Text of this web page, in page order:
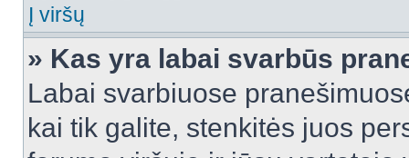
Į viršų
» Kas yra labai svarbūs
Labai svarbiuose
kai tik galite, stenkitės juos